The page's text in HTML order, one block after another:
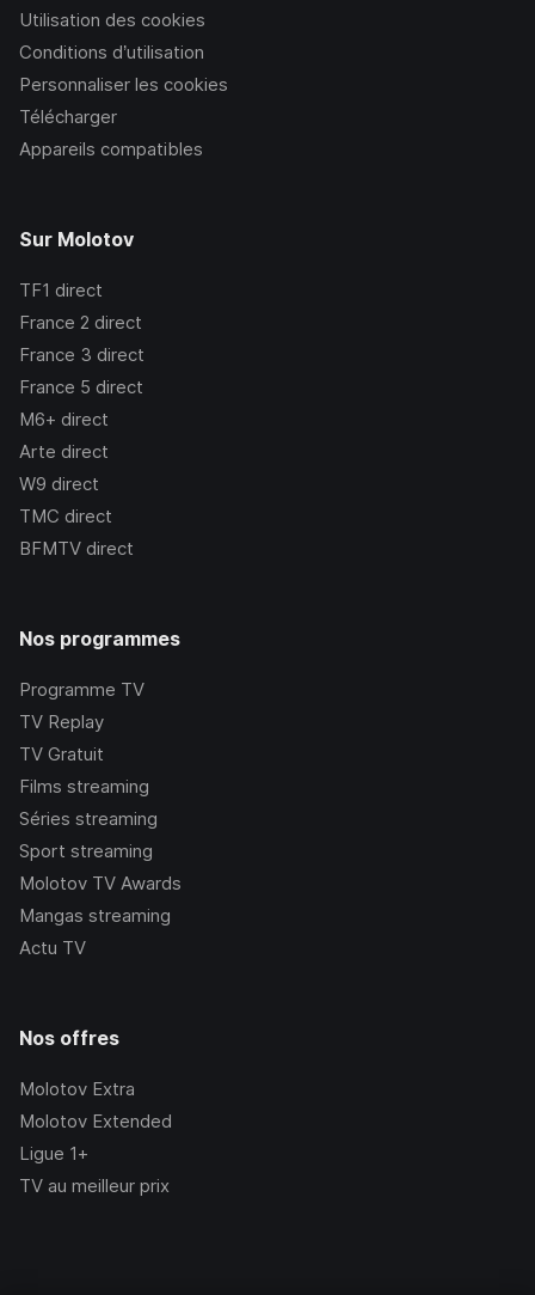
Utilisation des cookies
Conditions d’utilisation
Personnaliser les cookies
Télécharger
Appareils compatibles
Sur Molotov
TF1 direct
France 2 direct
France 3 direct
France 5 direct
M6+ direct
Arte direct
W9 direct
TMC direct
BFMTV direct
Nos programmes
Programme TV
TV Replay
TV Gratuit
Films streaming
Séries streaming
Sport streaming
Molotov TV Awards
Mangas streaming
Actu TV
Nos offres
Molotov Extra
Molotov Extended
Ligue 1+
TV au meilleur prix